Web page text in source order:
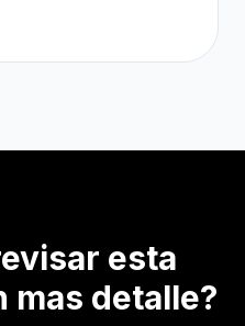
esta
mas detalle?